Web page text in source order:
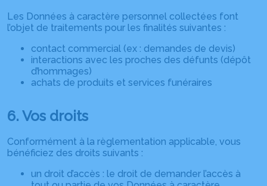
Les Données à caractère personnel collectées font
l’objet de traitements pour les finalités suivantes :
contact commercial (ex : demandes de devis)
interactions avec les proches des défunts (dépôt
d’hommages)
achats de produits et services funéraires
6. Vos droits
Conformément à la règlementation applicable, vous
bénéficiez des droits suivants :
un droit d’accès : le droit de demander l’accès à